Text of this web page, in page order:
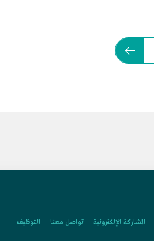
المشاركة الإلكترونية تواصل معنا التوظيف